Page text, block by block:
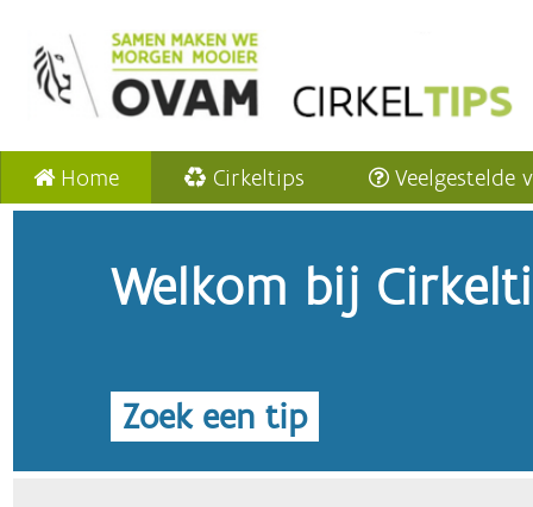
Home Cirkeltips Veelgestelde
Welkom bij
Zoek een tip